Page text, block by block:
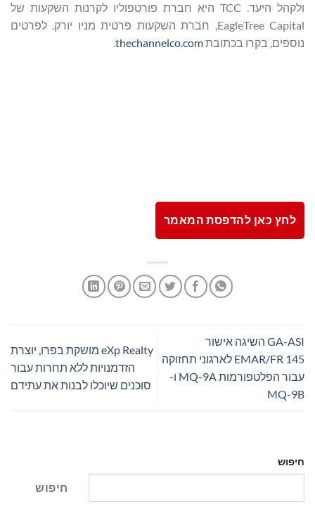
ולקהל היעד. TCC היא חברת פורטפוליו לקרנות השקעות של
EagleTree Capital, חברת השקעות פרטית מניו יורק. לפרטים
נוספים, בקרו בכתובתthechannelco.com
.
לחץ כאן להדפסת המאמר
GA-ASI השיגה אישור
EMAR/FR 145 לארגוני תחזוקה
עבור הפלטפורמות MQ-9A ו-
MQ-9B
eXp Realty מושקת בפרו, יוצרת
הזדמנויות ללא תחרות עבור
סוכנים שיוכלו לבנות את עתידם
חיפוש
חיפוש